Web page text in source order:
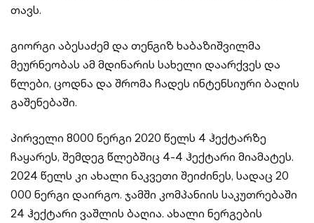
თავს.
გიორგი აბესაძემ და თენგიზ ხაბაზიშვილმა
მეურნეობას ამ მდინარის სახელი დაარქვეს და
წლები, ცოდნა და შრომა ჩადეს ინტენსიური ბაღის
გაშენებაში.
პირველი 8000 ნერგი 2020 წელს 4 ჰექტარზე
ჩაყარეს, შემდეგ წლებშიც 4-4 ჰექტარი მიამატეს.
2024 წელს კი ახალი ნაკვეთი შეიძინეს, სადაც 20
000 ნერგი დაირგო. ჯამში კომპანიის საკუთრებაში
24 ჰექტარი ვაშლის ბაღია. ახალი ნერგების